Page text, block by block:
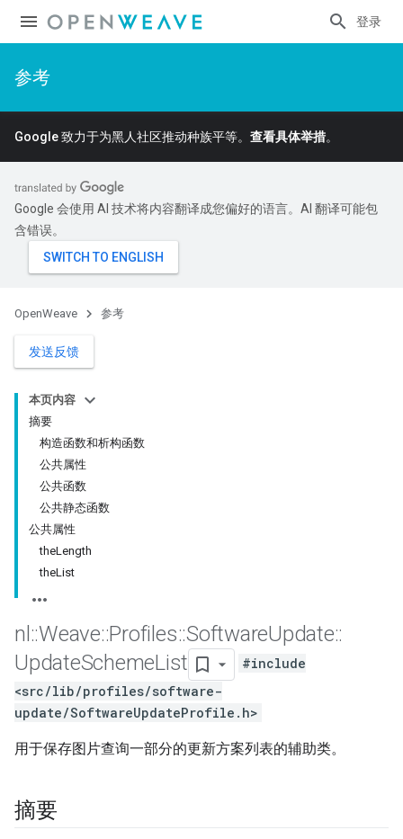
登录
参考
Google 致力于为黑人社区推动种族平等。 查看具体举措。
Google 会使用 AI 技术将内容翻译成您偏好的语言。AI 翻译可能包
含错误。
OpenWeave 参考
发送反馈
本页内容
摘要
构造函数和析构函数
公共属性
公共函数
公共静态函数
公共属性
theLength
theList
nl ::Weave::Profiles::SoftwareUpdate::
UpdateSchemeList
#include
<src/lib/profiles/software-
update/SoftwareUpdateProfile.h>
用于保存图片查询一部分的更新方案列表的辅助类。
摘要